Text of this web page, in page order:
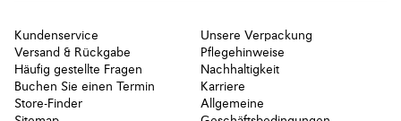
Kundenservice
Versand & Rückgabe
Häufig gestellte Fragen
Buchen Sie einen Termin
Store-Finder
Unsere Verpackung
Pflegehinweise
Nachhaltigkeit
Karriere
Allgemeine